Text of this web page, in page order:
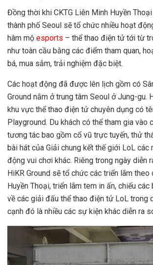
Đồng thời khi CKTG Liên Minh Huyền
thành phố Seoul sẽ tổ chức nhiều hoạt
hâm mộ esports – thể thao điện tử tới từ
như toàn cầu bằng các điểm tham quan,
bá, mua sắm, trải nghiệm đặc biệt.
Các hoạt động đã được lên lịch gồm có
Ground nằm ở trung tâm Seoul ở Jung-gu.
khu vực thể thao điện tử chuyên dụng có
Playground. Du khách có thể tham gia vào
tương tác bao gồm cổ vũ trực tuyến, thử
bài hát của Giải chung kết thế giới LoL các
động vui chơi khác. Riêng trong ngày diễn
HiKR Ground sẽ tổ chức các triển lãm
Huyền Thoại, triển lãm tem in ấn, chiếu
về các giải đấu thể thao điện tử LoL trong
cạnh đó là nhiều các sự kiện khác diễn ra